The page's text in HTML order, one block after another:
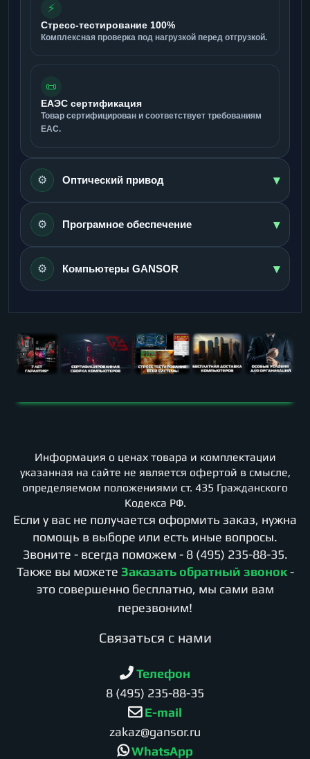
⚡
Стресс-тестирование 100%
Комплексная проверка под нагрузкой перед отгрузкой.
📜
ЕАЭС сертификация
Товар сертифицирован и соответствует требованиям
ЕАС.
⚙️ Оптический привод ▾
⚙️ Програмное обеспечение ▾
⚙️ Компьютеры GANSOR ▾
Информация о ценах товара и комплектации
указанная на сайте не является офертой в смысле,
определяемом положениями ст. 435 Гражданского
Кодекса РФ.
Если у вас не получается оформить заказ, нужна
помощь в выборе или есть иные вопросы.
Звоните - всегда поможем - 8 (495) 235-88-35.
Также вы можете Заказать обратный звонок -
это совершенно бесплатно, мы сами вам
перезвоним!
Cвязаться с нами
Телефон
8 (495) 235-88-35
E-mail
zakaz@gansor.ru
WhatsApp